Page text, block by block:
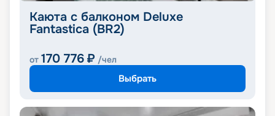
Каюта с балконом Deluxe
Fantastica (BR2)
от 170 776 ₽ /чел
Выбрать